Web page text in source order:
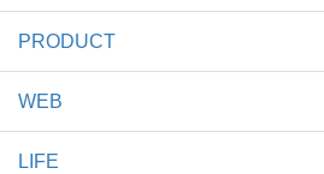
PRODUCT
WEB
LIFE